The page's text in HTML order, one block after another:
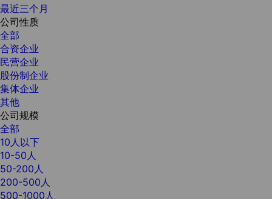
最近三个月
公司性质
全部
合资企业
民营企业
股份制企业
集体企业
其他
公司规模
全部
10人以下
10-50人
50-200人
200-500人
500-1000人